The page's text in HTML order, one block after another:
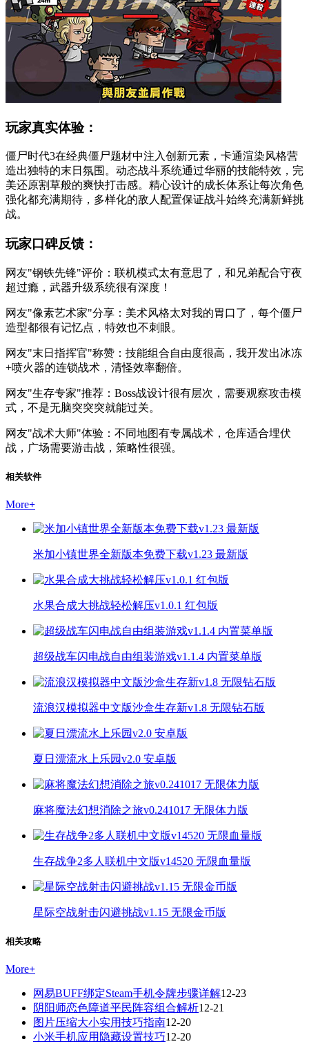
玩家真实体验：
僵尸时代3在经典僵尸题材中注入创新元素，卡通渲染风格营
造出独特的末日氛围。动态战斗系统通过华丽的技能特效，完
美还原割草般的爽快打击感。精心设计的成长体系让每次角色
强化都充满期待，多样化的敌人配置保证战斗始终充满新鲜挑
战。
玩家口碑反馈：
网友"钢铁先锋"评价：联机模式太有意思了，和兄弟配合守夜
超过瘾，武器升级系统很有深度！
网友"像素艺术家"分享：美术风格太对我的胃口了，每个僵尸
造型都很有记忆点，特效也不刺眼。
网友"末日指挥官"称赞：技能组合自由度很高，我开发出冰冻
+喷火器的连锁战术，清怪效率翻倍。
网友"生存专家"推荐：Boss战设计很有层次，需要观察攻击模
式，不是无脑突突突就能过关。
网友"战术大师"体验：不同地图有专属战术，仓库适合埋伏
战，广场需要游击战，策略性很强。
相关软件
More+
米加小镇世界全新版本免费下载v1.23 最新版
水果合成大挑战轻松解压v1.0.1 红包版
超级战车闪电战自由组装游戏v1.1.4 内置菜单版
流浪汉模拟器中文版沙盒生存新v1.8 无限钻石版
夏日漂流水上乐园v2.0 安卓版
麻将魔法幻想消除之旅v0.241017 无限体力版
生存战争2多人联机中文版v14520 无限血量版
星际空战射击闪避挑战v1.15 无限金币版
相关攻略
More+
网易BUFF绑定Steam手机令牌步骤详解12-23
阴阳师恋色障道平民阵容组合解析12-21
图片压缩大小实用技巧指南12-20
小米手机应用隐藏设置技巧12-20